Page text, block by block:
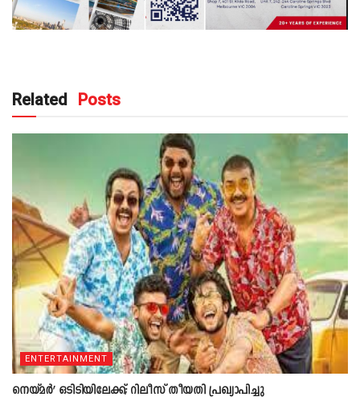
Related Posts
ENTERTAINMENT
നെയ്‍മര്‍’ ഒടിടിയിലേക്ക്; റിലീസ് തീയതി പ്രഖ്യാപിച്ചു